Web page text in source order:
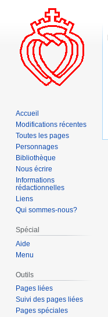
Accueil
Modifications récentes
Toutes les pages
Personnages
Bibliothèque
Nous écrire
Informations
rédactionnelles
Liens
Qui sommes-nous?
Spécial
Aide
Menu
Outils
Pages liées
Suivi des pages liées
Pages spéciales